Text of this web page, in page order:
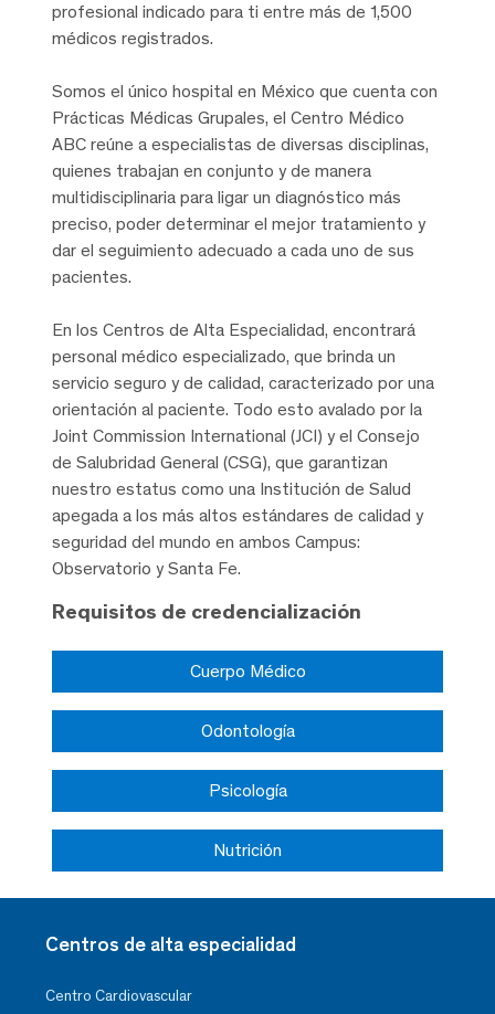
profesional indicado para ti entre más de 1,500
médicos registrados.
Somos el único hospital en México que cuenta con
Prácticas Médicas Grupales, el Centro Médico
ABC reúne a especialistas de diversas disciplinas,
quienes trabajan en conjunto y de manera
multidisciplinaria para ligar un diagnóstico más
preciso, poder determinar el mejor tratamiento y
dar el seguimiento adecuado a cada uno de sus
pacientes.
En los Centros de Alta Especialidad, encontrará
personal médico especializado, que brinda un
servicio seguro y de calidad, caracterizado por una
orientación al paciente. Todo esto avalado por la
Joint Commission International (JCI) y el Consejo
de Salubridad General (CSG), que garantizan
nuestro estatus como una Institución de Salud
apegada a los más altos estándares de calidad y
seguridad del mundo en ambos Campus:
Observatorio y Santa Fe.
Requisitos de credencialización
Cuerpo Médico
Odontología
Psicología
Nutrición
Centros de alta especialidad
Centro Cardiovascular